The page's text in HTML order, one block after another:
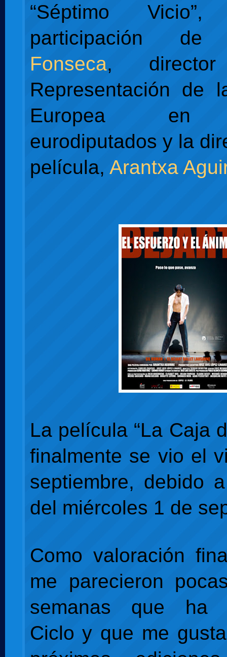
“Séptimo
participación
Fonseca,
Representación de
Europea en
eurodiputados y la
película, Arantxa
La película “La Caja
finalmente se vio el
septiembre, debido
del miércoles 1 de
Como valoración
me parecieron
semanas que ha
Ciclo y que me